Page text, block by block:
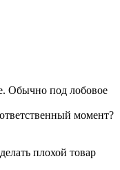
Обычно под лобовое
момент?
плохой товар